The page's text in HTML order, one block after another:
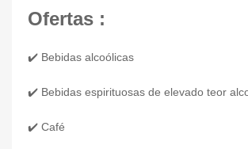
Ofertas :
✔️ Bebidas alcoólicas
✔️ Bebidas espirituosas de elevado teor
✔️ Café